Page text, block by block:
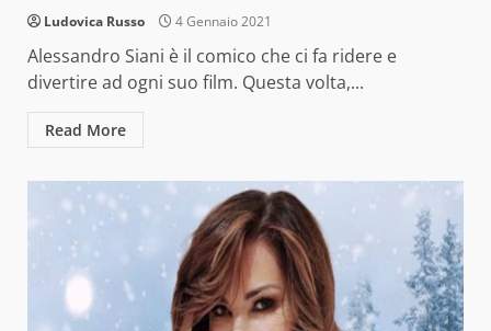
Ludovica Russo 4 Gennaio 2021
Alessandro Siani è il comico che ci fa ridere e
divertire ad ogni suo film. Questa volta,...
Read More